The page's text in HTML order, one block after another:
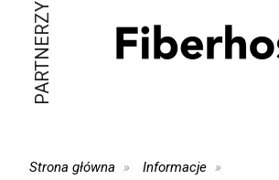
PARTNERZY
Strona główna
Informacje